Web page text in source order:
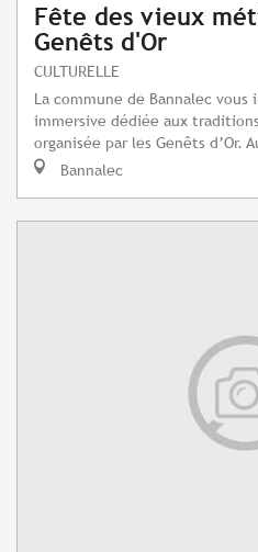
Fête des vieux
Genêts d'Or
CULTURELLE
La commune de Bannalec
immersive dédiée aux
organisée par les Genêts d’Or.
Bannalec